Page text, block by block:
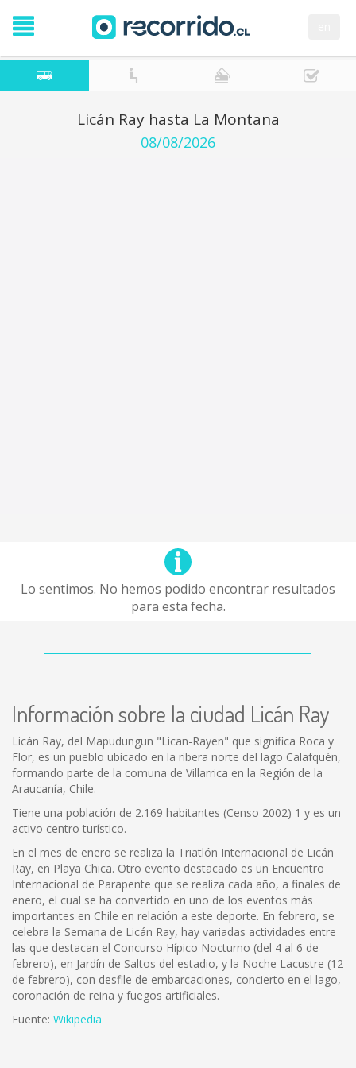
Licán Ray hasta La Montana
08/08/2026
Lo sentimos. No hemos podido encontrar resultados
para esta fecha.
Información sobre la ciudad Licán Ray
Licán Ray, del Mapudungun "Lican-Rayen" que significa Roca y
Flor, es un pueblo ubicado en la ribera norte del lago Calafquén,
formando parte de la comuna de Villarrica en la Región de la
Araucanía, Chile.
Tiene una población de 2.169 habitantes (Censo 2002) 1 y es un
activo centro turístico.
En el mes de enero se realiza la Triatlón Internacional de Licán
Ray, en Playa Chica. Otro evento destacado es un Encuentro
Internacional de Parapente que se realiza cada año, a finales de
enero, el cual se ha convertido en uno de los eventos más
importantes en Chile en relación a este deporte. En febrero, se
celebra la Semana de Licán Ray, hay variadas actividades entre
las que destacan el Concurso Hípico Nocturno (del 4 al 6 de
febrero), en Jardín de Saltos del estadio, y la Noche Lacustre (12
de febrero), con desfile de embarcaciones, concierto en el lago,
coronación de reina y fuegos artificiales.
Fuente: Wikipedia